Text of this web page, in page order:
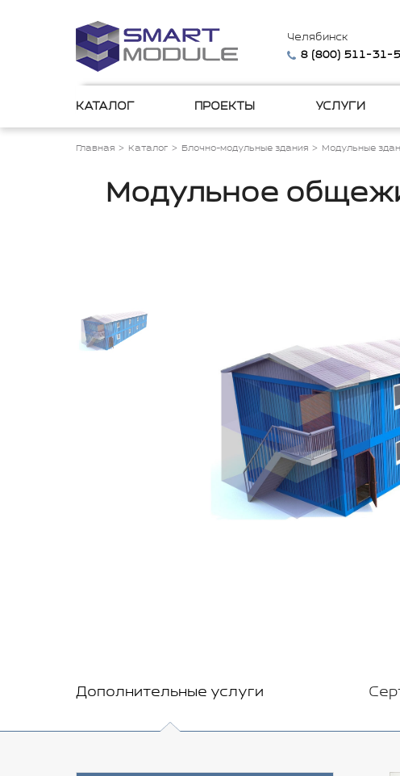
Челябинск
8 (800) 511-31-
КАТАЛОГ ПРОЕКТЫ УСЛУГИ
Главная Каталог Блочно-модульные здания Модульные
Модульное
Дополнительные услуги